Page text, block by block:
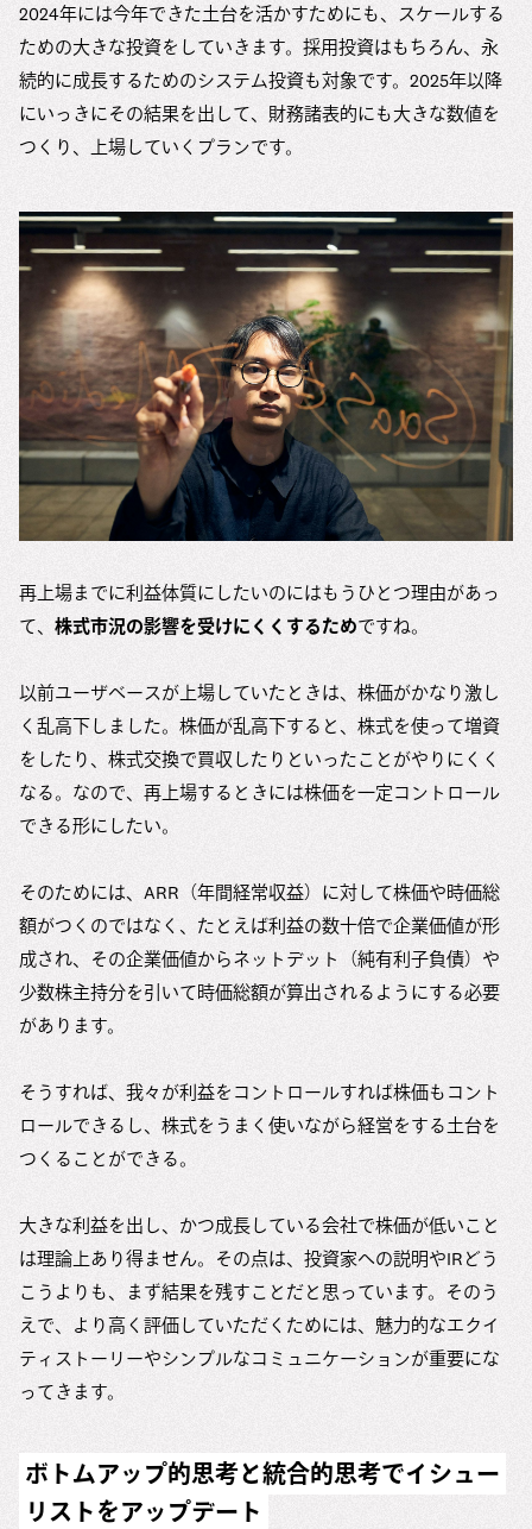
2024年には今年できた土台を活かすためにも、スケールする
ための大きな投資をしていきます。採用投資はもちろん、永
続的に成長するためのシステム投資も対象です。2025年以降
にいっきにその結果を出して、財務諸表的にも大きな数値を
つくり、上場していくプランです。
再上場までに利益体質にしたいのにはもうひとつ理由があっ
て、 株式市況の影響を受けにくくするためですね。
以前ユーザベースが上場していたときは、株価がかなり激し
く乱高下しました。株価が乱高下すると、株式を使って増資
をしたり、株式交換で買収したりといったことがやりにくく
なる。なので、再上場するときには株価を一定コントロール
できる形にしたい。
そのためには、ARR（年間経常収益）に対して株価や時価総
額がつくのではなく、たとえば利益の数十倍で企業価値が形
成され、その企業価値からネットデット（純有利子負債）や
少数株主持分を引いて時価総額が算出されるようにする必要
があります。
そうすれば、我々が利益をコントロールすれば株価もコント
ロールできるし、株式をうまく使いながら経営をする土台を
つくることができる。
大きな利益を出し、かつ成長している会社で株価が低いこと
は理論上あり得ません。その点は、投資家への説明やIRどう
こうよりも、まず結果を残すことだと思っています。そのう
えで、より高く評価していただくためには、魅力的なエクイ
ティストーリーやシンプルなコミュニケーションが重要にな
ってきます。
ボトムアップ的思考と統合的思考でイシュー
リストをアップデート